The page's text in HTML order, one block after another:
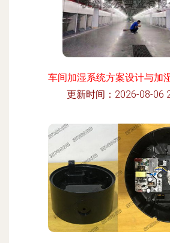
车间加湿系统方案设计与加
更新时间：2026-08-06